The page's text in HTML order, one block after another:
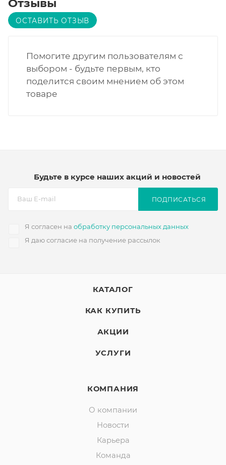
Отзывы
ОСТАВИТЬ ОТЗЫВ
Помогите другим пользователям с
выбором - будьте первым, кто
поделится своим мнением об этом
товаре
Будьте в курсе наших акций и новостей
Я согласен на обработку персональных данных
Я даю согласие на получение рассылок
ПОДПИСАТЬСЯ
КАТАЛОГ
КАК КУПИТЬ
АКЦИИ
УСЛУГИ
КОМПАНИЯ
О компании
Новости
Карьера
Команда